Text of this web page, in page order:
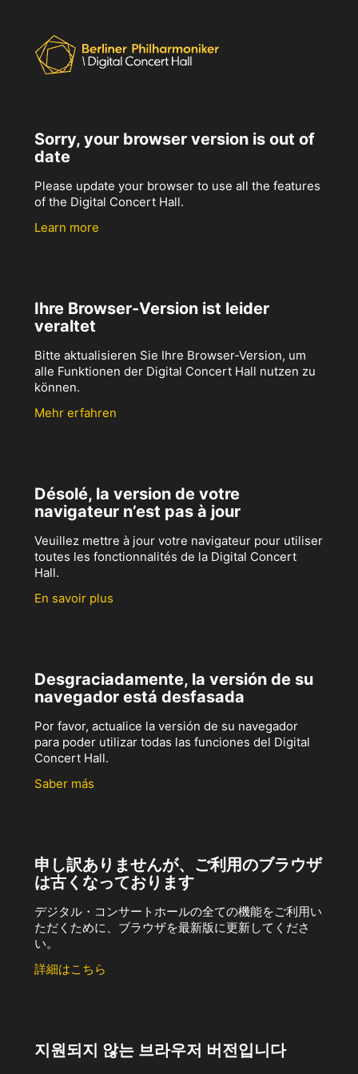
Sorry, your browser version is out of
date
Please update your browser to use all the features
of the Digital Concert Hall.
Learn more
Ihre Browser-Version ist leider
veraltet
Bitte aktualisieren Sie Ihre Browser-Version, um
alle Funktionen der Digital Concert Hall nutzen zu
können.
Mehr erfahren
Désolé, la version de votre
navigateur n’est pas à jour
Veuillez mettre à jour votre navigateur pour utiliser
toutes les fonctionnalités de la Digital Concert
Hall.
En savoir plus
Desgraciadamente, la versión de su
navegador está desfasada
Por favor, actualice la versión de su navegador
para poder utilizar todas las funciones del Digital
Concert Hall.
Saber más
申し訳ありませんが、ご利用のブラウザ
は古くなっております
デジタル・コンサートホールの全ての機能をご利用い
ただくために、ブラウザを最新版に更新してくださ
い。
詳細はこちら
지원되지 않는 브라우저 버전입니다